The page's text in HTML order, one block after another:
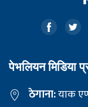
पेभलियन मिडिया
ठेगाना:याक